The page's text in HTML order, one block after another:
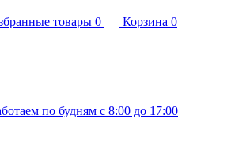
товары 0 Корзина 0
по будням с 8:00 до 17:00